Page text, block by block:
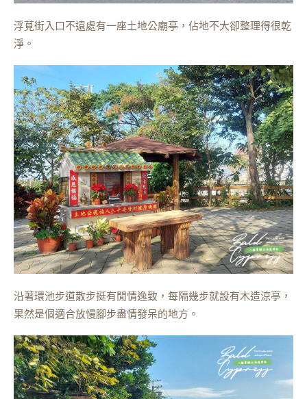
浮莧街入口不遠處有一座土地公廟亭，佔地不大卻整理得很乾
淨。
沿著環池步道散步挺有閒情逸致，每隔幾步就設有木造涼亭，
果然是個適合放慢腳步盡情發呆的地方。